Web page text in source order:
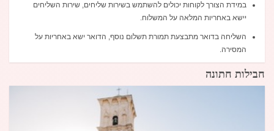
במידת הצורך לקוחות יכולים להשתמש בשירות שליחים, שירות השליחים
יישא באחריות המלאה על המשלוח.
השליחה בדואר מתבצעת תמורת תשלום נוסף, הדואר ישא באחריות על
המסירה.
חבילות חתונה